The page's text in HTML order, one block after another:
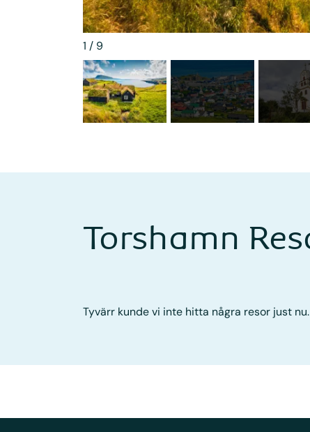
1 / 9
Torshamn
Tyvärr kunde vi inte hitta några resor just